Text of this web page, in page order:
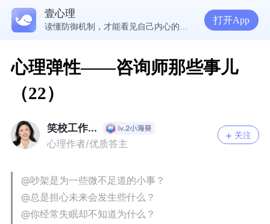
壹心理
5300万人在这里获得专业心理帮助
打开App
心理弹性——咨询师那些事儿
（22）
笑校工作...
心理作者/优质答主
关注
@吵架是为一些微不足道的小事？
@总是担心未来会发生些什么？
@你经常失眠却不知道为什么 ？